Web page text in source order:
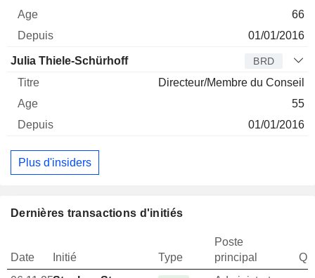
66
01/01/2016
Julia Thiele-Schürhoff BRD
Directeur/Membre du Conseil
55
01/01/2016
Plus d'insiders
Dernières transactions d'initiés
Date Initié Type
Poste
principal